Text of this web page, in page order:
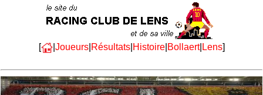
[ | Joueurs| Résultats| Histoire| Bollaert| Lens]